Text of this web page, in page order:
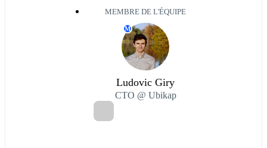
MEMBRE DE L'ÉQUIPE
M
Ludovic Giry
CTO @ Ubikap